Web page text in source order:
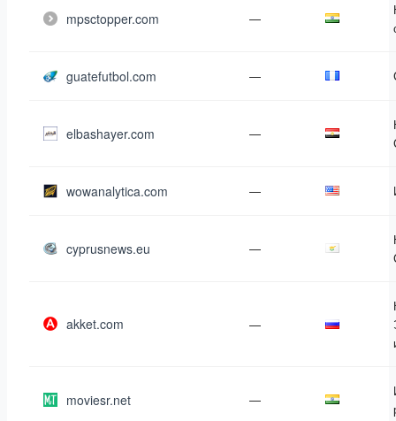
mpsctopper.com —
guatefutbol.com —
elbashayer.com —
wowanalytica.com —
cyprusnews.eu —
akket.com —
moviesr.net —